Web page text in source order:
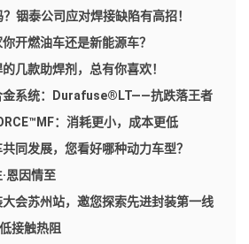
铟泰公司应对焊接缺陷有高招！
开燃油车还是新能源车？
几款助焊剂，总有你喜欢！
金系统：Durafuse®LT——抗跌落王者
：消耗更小，成本更低
同发展，您看好哪种动力车型？
恩因情至
会苏州站，邀您探索先进封装第一线
接触热阻